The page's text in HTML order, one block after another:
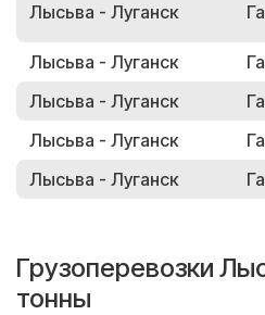
Лысьва - Луганск
Лысьва - Луганск
Лысьва - Луганск
Лысьва - Луганск
Лысьва - Луганск
Грузоперевозки
тонны